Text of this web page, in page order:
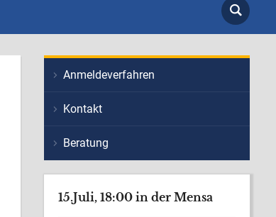
Anmeldeverfahren
Kontakt
Beratung
15.Juli, 18:00 in der Mensa